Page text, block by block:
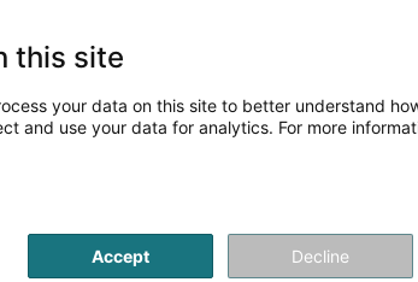
(Kockelscheier)
this site
your data on this site to better understand
and use your data for analytics. For more
Accept Decline